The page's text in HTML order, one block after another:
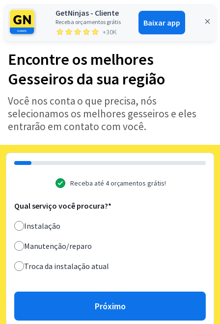
GetNinjas - Cliente
Receba orçamentos grátis
+30K
Baixar app
Entrar
Encontre os melhores
Gesseiros da sua região
Você nos conta o que precisa, nós
selecionamos os melhores gesseiros e eles
entrarão em contato com você.
Receba até 4 orçamentos grátis!
Qual serviço você procura?*
Instalação
Manutenção/reparo
Troca da instalação atual
Próximo